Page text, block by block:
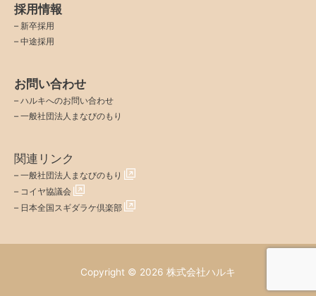
採用情報
– 新卒採用
– 中途採用
お問い合わせ
– ハルキへのお問い合わせ
– 一般社団法人まなびのもり
関連リンク
– 一般社団法人まなびのもり
– コイヤ協議会
– 日本全国スギダラケ倶楽部
Copyright © 2026 株式会社ハルキ